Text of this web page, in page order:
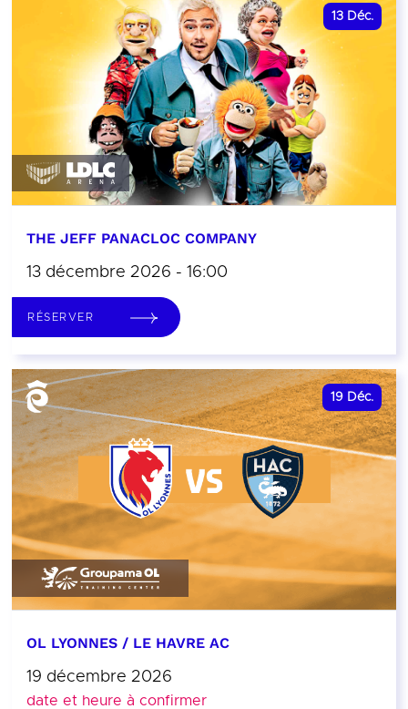
13 Déc.
THE JEFF PANACLOC COMPANY
13 décembre 2026 - 16:00
RÉSERVER
19 Déc.
OL LYONNES / LE HAVRE AC
19 décembre 2026
date et heure à confirmer